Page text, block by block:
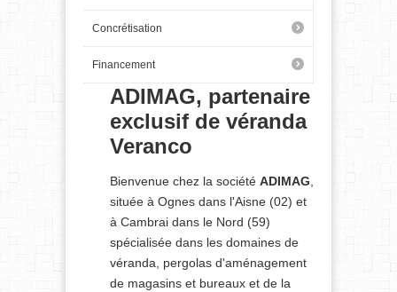
Concrétisation
Financement
ADIMAG, partenaire
exclusif de véranda
Veranco
Bienvenue chez la société ADIMAG,
située à Ognes dans l'Aisne (02) et
à Cambrai dans le Nord (59)
spécialisée dans les domaines de
véranda, pergolas d'aménagement
de magasins et bureaux et de la